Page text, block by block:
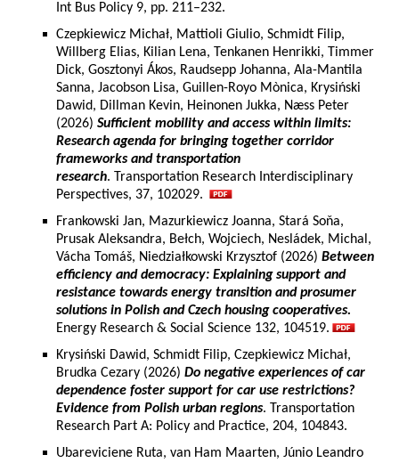
Int Bus Policy 9, pp. 211–232.
Czepkiewicz Michał, Mattioli Giulio, Schmidt Filip,
Willberg Elias, Kilian Lena, Tenkanen Henrikki, Timmer
Dick, Gosztonyi Ákos, Raudsepp Johanna, Ala-Mantila
Sanna, Jacobson Lisa, Guillen-Royo Mònica, Krysiński
Dawid, Dillman Kevin, Heinonen Jukka, Næss Peter
(2026) Sufficient mobility and access within limits:
Research agenda for bringing together corridor
frameworks and transportation
research. Transportation Research Interdisciplinary
Perspectives, 37, 102029.
Frankowski Jan, Mazurkiewicz Joanna, Stará Soňa,
Prusak Aleksandra, Bełch, Wojciech, Nesládek, Michal,
Vácha Tomáš, Niedziałkowski Krzysztof (2026) Between
efficiency and democracy: Explaining support and
resistance towards energy transition and prosumer
solutions in Polish and Czech housing cooperatives.
Energy Research & Social Science 132, 104519.
Krysiński Dawid, Schmidt Filip, Czepkiewicz Michał,
Brudka Cezary (2026) Do negative experiences of car
dependence foster support for car use restrictions?
Evidence from Polish urban regions. Transportation
Research Part A: Policy and Practice, 204, 104843.
Ubareviciene Ruta, van Ham Maarten, Júnio Leandro